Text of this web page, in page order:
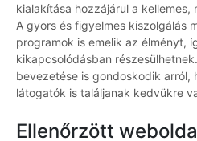
kialakítása hozzájárul a
A gyors és figyelmes kiszolgálás
programok is emelik az élményt,
kikapcsolódásban
bevezetése is gondoskodik arról,
látogatók is találjanak kedvükre
Ellenőrzött